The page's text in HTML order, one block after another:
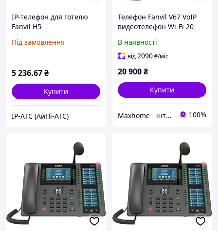
IP-телефон для готелю
Fanvil H5
Під замовлення
5 236.67₴
Купити
IP-АТС (АйПі-АТС)
Телефон Fanvil V67 VoIP
видеотелефон Wi-Fi 20
В наявності
від2090₴/міс
20 900₴
Купити
Maxhome - інтернет магазин 100%